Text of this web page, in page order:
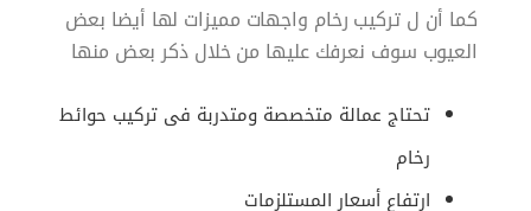
كما أن ل تركيب رخام واجهات مميزات لها أيضا بعض
العيوب سوف نعرفك عليها من خلال ذكر بعض منها
تحتاج عمالة متخصصة ومتدربة فى تركيب حوائط
رخام
ارتفاع أسعار المستلزمات